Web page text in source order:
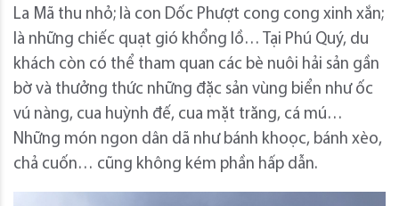
La Mã thu nhỏ; là con Dốc Phượt cong cong xinh xắn;
là những chiếc quạt gió khổng lồ… Tại Phú Quý, du
khách còn có thể tham quan các bè nuôi hải sản gần
bờ và thưởng thức những đặc sản vùng biển như ốc
vú nàng, cua huỳnh đế, cua mặt trăng, cá mú…
Những món ngon dân dã như bánh khoọc, bánh xèo,
chả cuốn… cũng không kém phần hấp dẫn.